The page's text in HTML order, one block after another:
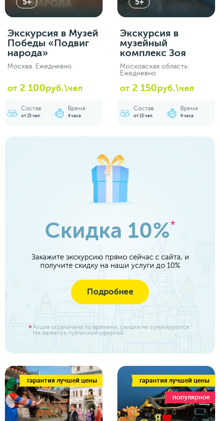
5+
Экскурсия в Музей
Победы «Подвиг
народа»
Москва. Ежедневно
от 2 100руб.\чел
Состав
от 15 чел.
Время
4 часа
5+
Экскурсия в
музейный
комплекс Зоя
Московская область.
Ежедневно
от 2 150руб.\чел
Состав
от 15 чел.
Время
4 часа
Скидка 10%*
Закажите экскурсию прямо сейчас с сайта, и
получите скидку на наши услуги до 10%
Подробнее
Акция ограничена по времени. скидки не суммируются.
Не является публичной офертой
гарантия лучшей цены гарантия лучшей цены
популярное